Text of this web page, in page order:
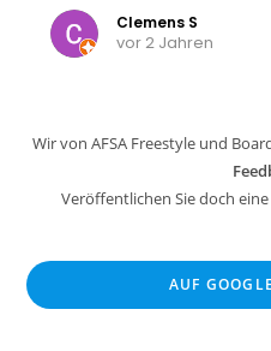
Clemens S
vor 2 Jahren
Wir von AFSA Freestyle und
Veröffentlichen Sie doch eine
AUF